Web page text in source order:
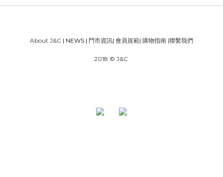
About J&C | NEWS | 門市資訊| 會員規範| 購物指南 |聯繫我們
2018 © J&C